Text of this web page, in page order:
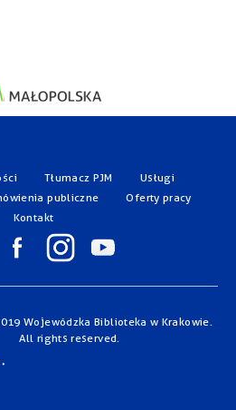
Tłumacz PJM
Usługi
publiczne
Oferty pracy
Kontakt
Wojewódzka Biblioteka w Krakowie.
All rights reserved.